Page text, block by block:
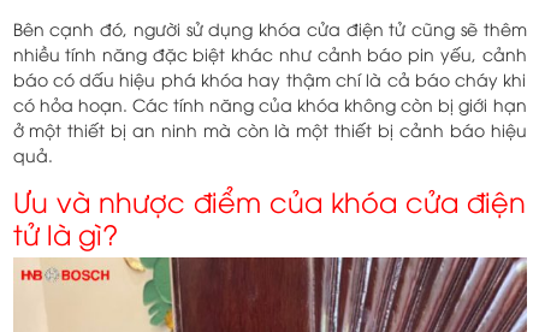
Bên cạnh đó, người sử dụng khóa cửa điện tử cũng sẽ thêm
nhiều tính năng đặc biệt khác như cảnh báo pin yếu, cảnh
báo có dấu hiệu phá khóa hay thậm chí là cả báo cháy khi
có hỏa hoạn. Các tính năng của khóa không còn bị giới hạn
ở một thiết bị an ninh mà còn là một thiết bị cảnh báo hiệu
quả.
Ưu và nhược điểm của khóa cửa điện
tử là gì?